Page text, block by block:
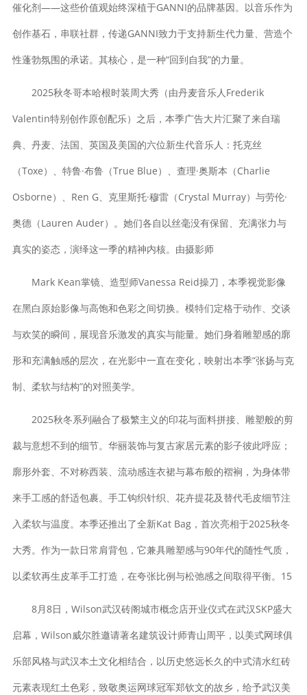
催化剂——这些价值观始终深植于GANNI的品牌基因。以音乐作为
创作基石，串联社群，传递GANNI致力于支持新生代力量、营造个
性蓬勃氛围的承诺。其核心，是一种“回到自我”的力量。
2025秋冬哥本哈根时装周大秀（由丹麦音乐人Frederik
Valentin特别创作原创配乐）之后，本季广告大片汇聚了来自瑞
典、丹麦、法国、英国及美国的六位新生代音乐人：托克丝
（Toxe）、特鲁·布鲁（True Blue）、查理·奥斯本（Charlie
Osborne）、Ren G、克里斯托·穆雷（Crystal Murray）与劳伦·
奥德（Lauren Auder）。她们各自以丝毫没有保留、充满张力与
真实的姿态，演绎这一季的精神内核。由摄影师
Mark Kean掌镜、造型师Vanessa Reid操刀，本季视觉影像
在黑白原始影像与高饱和色彩之间切换。模特们定格于动作、交谈
与欢笑的瞬间，展现音乐激发的真实与能量。她们身着雕塑感的廓
形和充满触感的层次，在光影中一直在变化，映射出本季“张扬与克
制、柔软与结构”的对照美学。
2025秋冬系列融合了极繁主义的印花与面料拼接、雕塑般的剪
裁与意想不到的细节。华丽装饰与复古家居元素的影子彼此呼应；
廓形外套、不对称西装、流动感连衣裙与幕布般的褶裥，为身体带
来手工感的舒适包裹。手工钩织针织、花卉提花及替代毛皮细节注
入柔软与温度。本季还推出了全新Kat Bag，首次亮相于2025秋冬
大秀。作为一款日常肩背包，它兼具雕塑感与90年代的随性气质，
以柔软再生皮革手工打造，在夸张比例与松弛感之间取得平衡。15
8月8日，Wilson武汉砖阁城市概念店开业仪式在武汉SKP盛大
启幕，Wilson威尔胜邀请著名建筑设计师青山周平，以美式网球俱
乐部风格与武汉本土文化相结合，以历史悠远长久的中式清水红砖
元素表现红土色彩，致敬奥运网球冠军郑钦文的故乡，给予武汉美